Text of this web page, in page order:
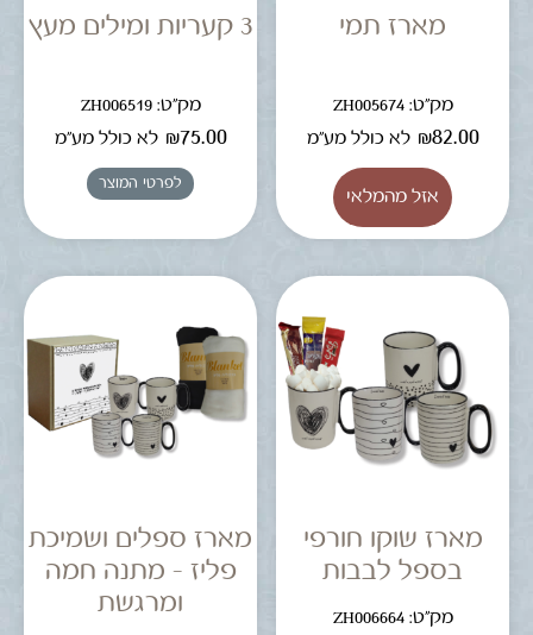
מארז תמי
מק"ט: ZH005674
₪82.00 לא כולל מע"מ
3 קעריות ומילים מעץ
מק"ט: ZH006519
₪75.00 לא כולל מע"מ
לפרטי המוצר
מארז שוקו חורפי
בספל לבבות
מק"ט: ZH006664
מארז ספלים ושמיכת
פליז – מתנה חמה
ומרגשת